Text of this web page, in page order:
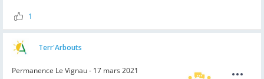
1
Terr'Arbouts
Permanence Le Vignau - 17 mars 2021